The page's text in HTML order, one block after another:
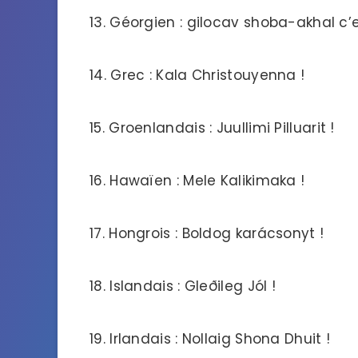
13. Géorgien : gilocav shoba-akhal
14. Grec : Kala Christouyenna !
15. Groenlandais : Juullimi Pilluarit !
16. Hawaïen : Mele Kalikimaka !
17. Hongrois : Boldog karácsonyt !
18. Islandais : Gleðileg Jól !
19. Irlandais : Nollaig Shona Dhuit !